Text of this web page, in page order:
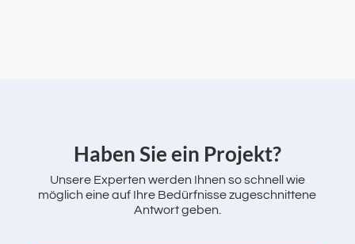
‌Haben Sie ein Projekt?
Unsere Experten werden Ihnen so schnell wie
möglich eine auf Ihre Bedürfnisse zugeschnittene
Antwort geben.